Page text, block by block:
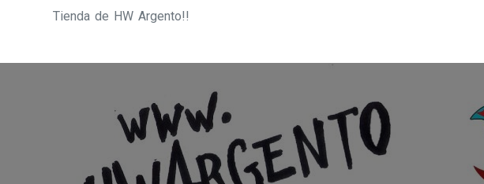
Tienda de HW Argento!!